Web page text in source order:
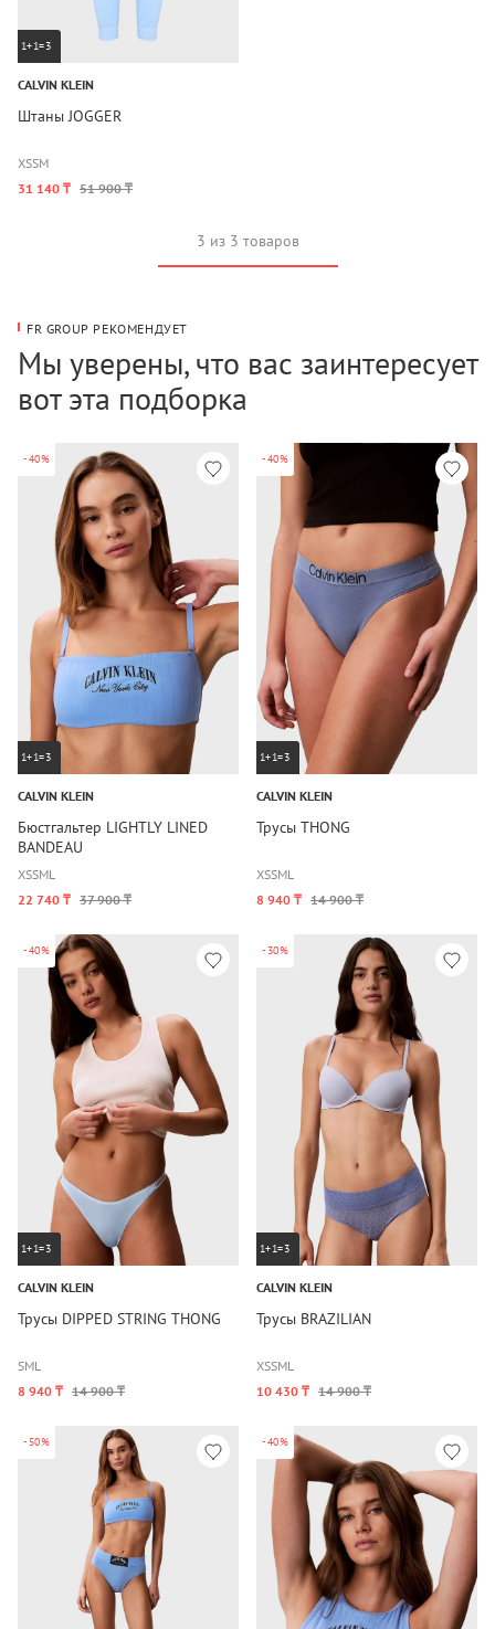
1+1=3
CALVIN KLEIN
Штаны JOGGER
XSSM
31 140 ₸ 51 900 ₸
3 из 3 товаров
FR GROUP РЕКОМЕНДУЕТ
Мы уверены, что вас заинтересует
вот эта подборка
-40%
1+1=3
CALVIN KLEIN
Бюстгальтер LIGHTLY LINED
BANDEAU
XSSML
22 740 ₸ 37 900 ₸
-40%
1+1=3
CALVIN KLEIN
Трусы THONG
XSSML
8 940 ₸ 14 900 ₸
-40%
1+1=3
CALVIN KLEIN
Трусы DIPPED STRING THONG
SML
8 940 ₸ 14 900 ₸
-30%
1+1=3
CALVIN KLEIN
Трусы BRAZILIAN
XSSML
10 430 ₸ 14 900 ₸
-50% -40%